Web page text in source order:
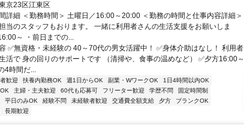
京23区江東区
詳細 ＜勤務時間＞ 土曜日／16:00～20:00 ＜勤務の時間と仕事内容詳細＞
当のスタッフもおります。 一緒に利用者さんの生活支援をお願いしま
～ ・前日までの...
✅無資格・未経験の 40～70代の男女活躍中！ ✅身体介助はなし！ 利用者
活で 身の回りのサポートです （清掃や、食事の温めなど） ✅夕方16:00～
4時間だ...
歓迎 扶養内勤務OK 週1日からOK 副業・WワークOK
1日4時間以内OK
主婦・主夫歓迎 60代も応募可 フリーター歓迎 学歴不問
固定時間制
平日のみOK 経験不問 未経験者歓迎 交通費全額支給 夕方
ブランクOK
長期歓迎